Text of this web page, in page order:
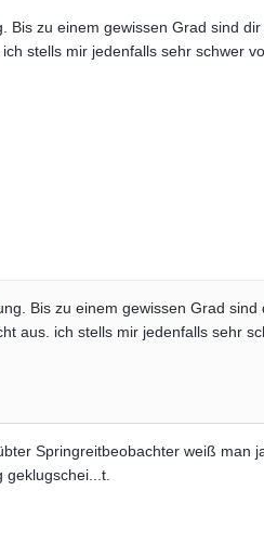
zu einem gewissen Grad sind
stells mir jedenfalls sehr schwer
Bis zu einem gewissen Grad sind
aus. ich stells mir jedenfalls sehr
Springreitbeobachter weiß man